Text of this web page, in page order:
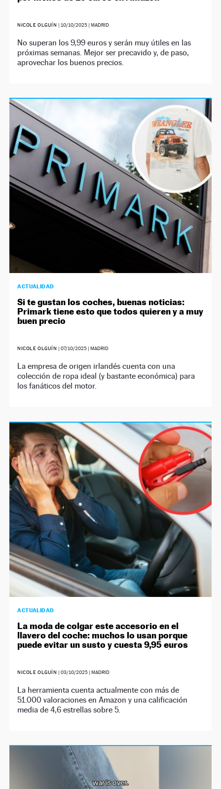
NICOLE OLGUÍN | 10/10/2025| MADRID
No superan los 9,99 euros y serán muy útiles en las
próximas semanas. Mejor ser precavido y, de paso,
aprovechar los buenos precios.
ACTUALIDAD
Si te gustan los coches, buenas noticias:
Primark tiene esto que todos quieren y a muy
buen precio
NICOLE OLGUÍN | 07/10/2025| MADRID
La empresa de origen irlandés cuenta con una
colección de ropa ideal (y bastante económica) para
los fanáticos del motor.
ACTUALIDAD
La moda de colgar este accesorio en el
llavero del coche: muchos lo usan porque
puede evitar un susto y cuesta 9,95 euros
NICOLE OLGUÍN | 03/10/2025| MADRID
La herramienta cuenta actualmente con más de
51.000 valoraciones en Amazon y una calificación
media de 4,6 estrellas sobre 5.